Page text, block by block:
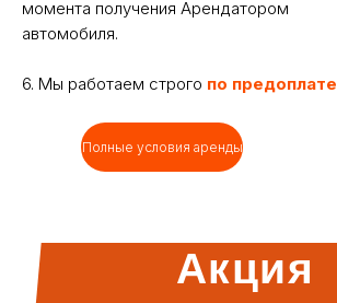
Полные условия аренды
момента получения Арендатором
автомобиля.
6. Мы работаем строго по предоплате